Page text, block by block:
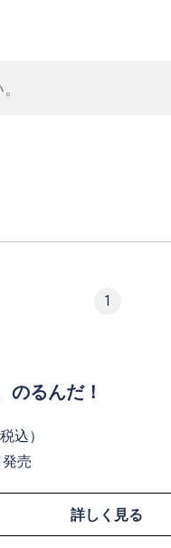
1
のるんだ！
込）
発売
詳しく見る